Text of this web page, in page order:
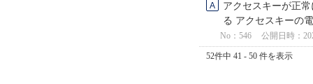
アクセスキーが正
る アクセスキーの
No：546 公開日時：
52件中 41 - 50 件を表示